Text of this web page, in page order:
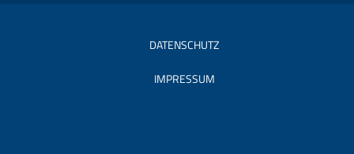
DATENSCHUTZ
IMPRESSUM